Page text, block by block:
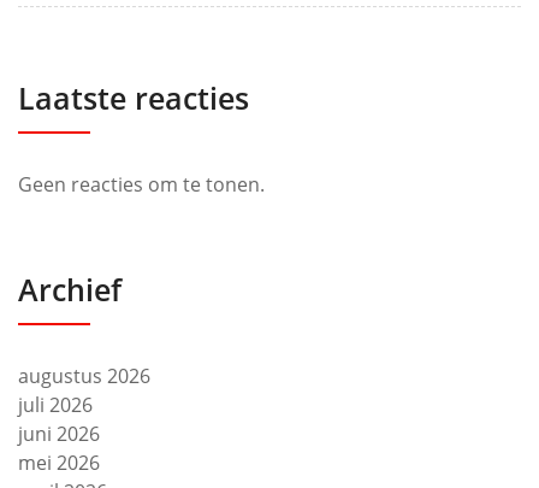
Laatste reacties
Geen reacties om te tonen.
Archief
augustus 2026
juli 2026
juni 2026
mei 2026